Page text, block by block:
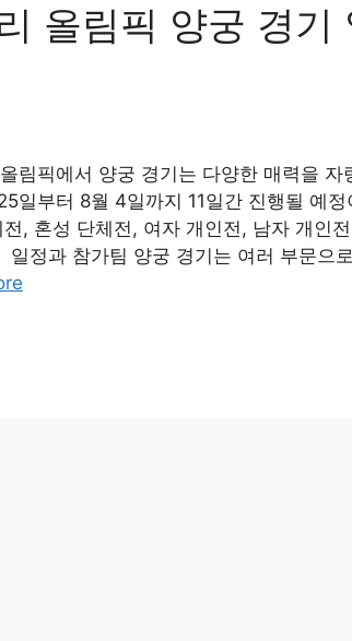
올림픽 양궁 경기
림픽에서 양궁 경기는 다양한 매력을 자
일부터 8월 4일까지 11일간 진행될 예
전, 혼성 단체전, 여자 개인전, 남자 개
정과 참가팀 양궁 경기는 여러 부문으